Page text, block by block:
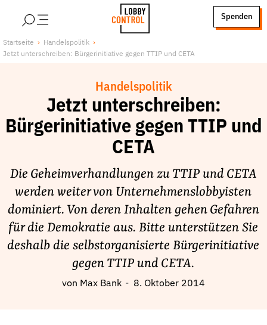
StartSeite
Spenden
Über uns
Finanzierung
Jobs
Publikationen und Material
Unsere Schwerpunkte
Lobbykontrolle und Regeln
Lobbyismus und Klima
Macht der Digitalkonzerne
Spenden & Fördern
Fördermitglied werden
Startseite
Handelspolitik
Jetzt unterschreiben: Bürgerinitiative gegen TTIP und CETA
Handelspolitik
Jetzt unterschreiben:
Bürgerinitiative gegen TTIP und
CETA
Die Geheimverhandlungen zu TTIP und CETA
werden weiter von Unternehmenslobbyisten
dominiert. Von deren Inhalten gehen Gefahren
für die Demokratie aus. Bitte unterstützen Sie
deshalb die selbstorganisierte Bürgerinitiative
gegen TTIP und CETA.
von Max Bank 8. Oktober 2014